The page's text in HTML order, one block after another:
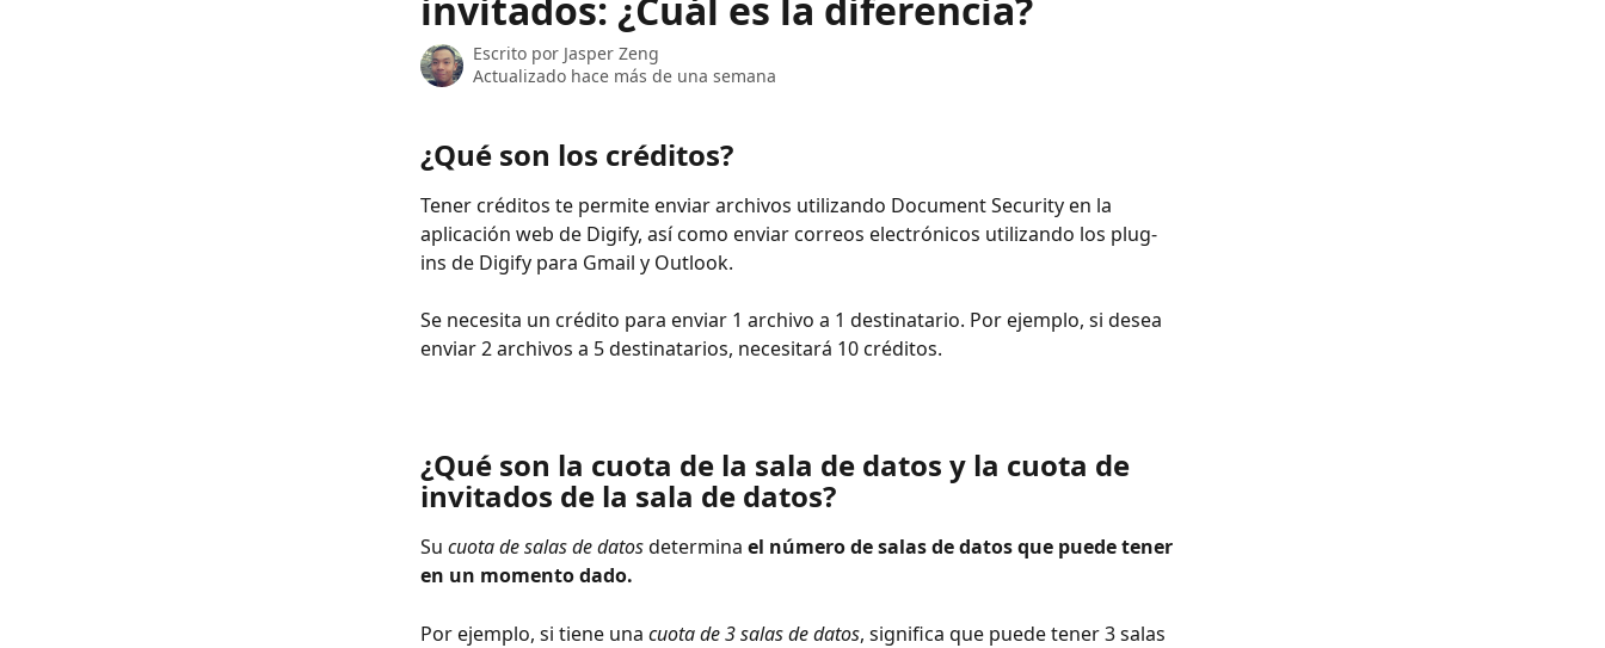
Escrito por Jasper Zeng
Actualizado hace más de una semana
¿Qué son los créditos?
Tener créditos te permite enviar archivos utilizando Document Security en la
aplicación web de Digify, así como enviar correos electrónicos utilizando los plug-
ins de Digify para Gmail y Outlook.
Se necesita un crédito para enviar 1 archivo a 1 destinatario. Por ejemplo, si desea
enviar 2 archivos a 5 destinatarios, necesitará 10 créditos.
¿Qué son la cuota de la sala de datos y la cuota de
invitados de la sala de datos?
Su cuota de salas de datos determina el número de salas de datos que puede tener
en un momento dado.
Por ejemplo, si tiene una cuota de 3 salas de datos, significa que puede tener 3 salas